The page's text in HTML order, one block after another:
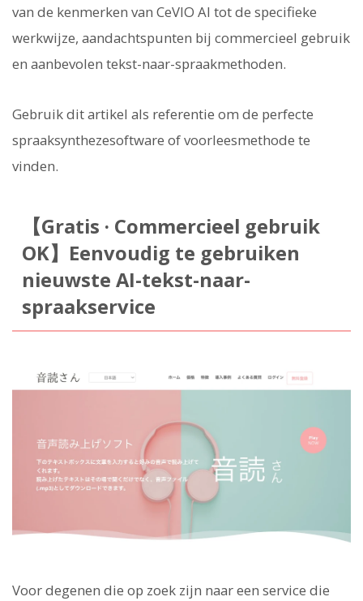
van de kenmerken van CeVIO AI tot de specifieke
werkwijze, aandachtspunten bij commercieel gebruik
en aanbevolen tekst-naar-spraakmethoden.
Gebruik dit artikel als referentie om de perfecte
spraaksynthezesoftware of voorleesmethode te
vinden.
【Gratis · Commercieel gebruik
OK】Eenvoudig te gebruiken
nieuwste AI-tekst-naar-
spraakservice
Voor degenen die op zoek zijn naar een service die